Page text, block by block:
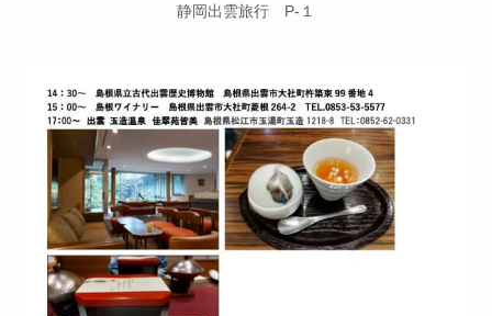
静岡出雲旅行 P-１